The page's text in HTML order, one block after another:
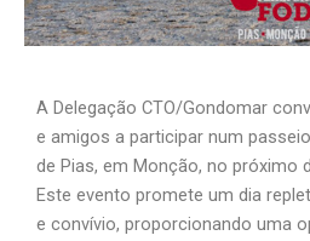
A Delegação CTO/Gondomar
e amigos a participar num
de Pias, em Monção, no próximo
Este evento promete um dia
e convívio, proporcionando uma